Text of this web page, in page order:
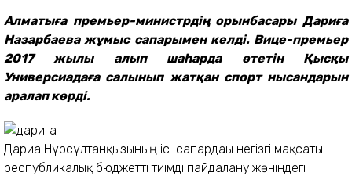
Алматыға премьер-министрдің орынбасары Дариға
Назарбаева жұмыс сапарымен келді. Вице-премьер
2017 жылы алып шаһарда өтетін Қысқы
Универсиадаға салынып жатқан спорт нысандарын
аралап көрді.
Дариға Нұрсұлтанқызының іс-сапардағы негізгі мақсаты –
республикалық бюджетті тиімді пайдалану жөніндегі